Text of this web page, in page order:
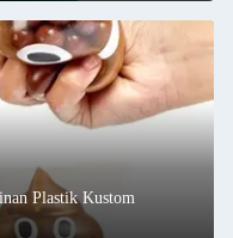
Plastik Kustom